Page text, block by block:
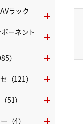
ラック
ーネント
）
（121）
51）
（4）